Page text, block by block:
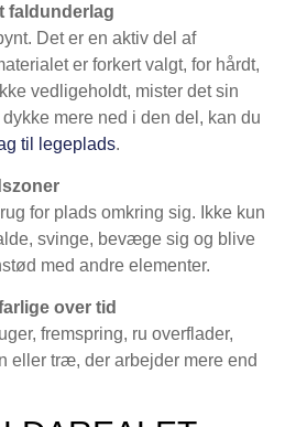
faldunderlag
Det er en aktiv del af
er forkert valgt, for hårdt,
vedligeholdt, mister det sin
mere ned i den del, kan du
til legeplads.
for plads omkring sig. Ikke kun
svinge, bevæge sig og blive
med andre elementer.
over tid
fremspring, ru overflader,
eller træ, der arbejder mere end